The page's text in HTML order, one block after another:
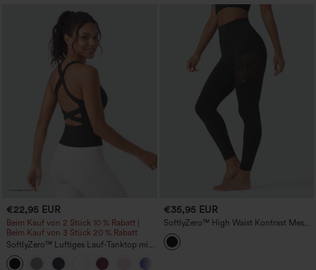
€22,95 EUR
Beim Kauf von 2 Stück 10 % Rabatt |
Beim Kauf von 3 Stück 20 % Rabatt
SoftlyZero™ Luftiges Lauf-Tanktop mit
eckigem Ausschnitt (Cropped), Cool-
Touch – verlängerte Länge – UPF50+
€35,95 EUR
SoftlyZero™ High Waist Kontrast Mesh
Verstellbare Schnalle Tanzleggings mit
Tasche-UPF50+